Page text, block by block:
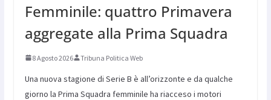
Femminile: quattro Primavera
aggregate alla Prima Squadra
8 Agosto 2026 Tribuna Politica Web
Una nuova stagione di Serie B è all’orizzonte e da qualche
giorno la Prima Squadra femminile ha riacceso i motori